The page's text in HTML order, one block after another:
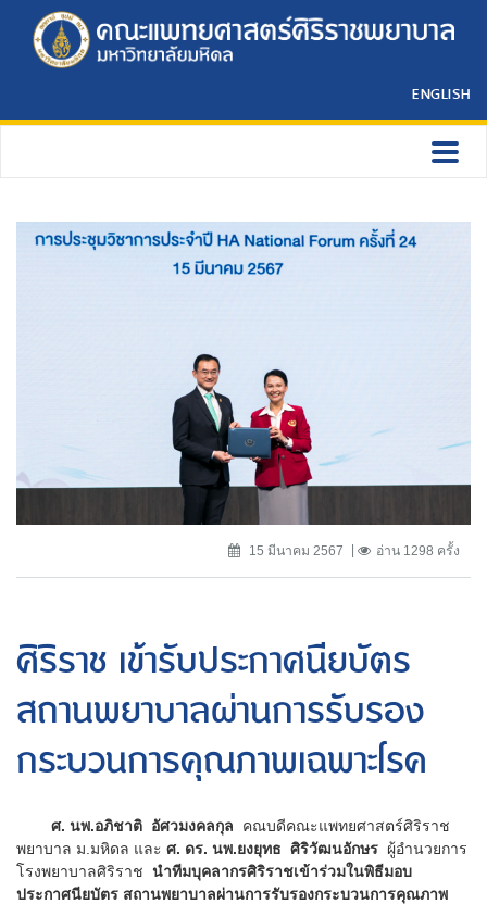
ENGLISH
15 มีนาคม 2567 อ่าน 1298 ครั้ง
ศิริราช เข้ารับประกาศนียบัตร
สถานพยาบาลผ่านการรับรอง
กระบวนการคุณภาพเฉพาะโรค
ศ. นพ.อภิชาติ อัศวมงคลกุล คณบดีคณะแพทยศาสตร์ศิริราช
พยาบาล ม.มหิดล และ ศ. ดร. นพ.ยงยุทธ ศิริวัฒนอักษร ผู้อำนวยการ
โรงพยาบาลศิริราช นำทีมบุคลากรศิริราชเข้าร่วมในพิธีมอบ
ประกาศนียบัตร สถานพยาบาลผ่านการรับรองกระบวนการคุณภาพ